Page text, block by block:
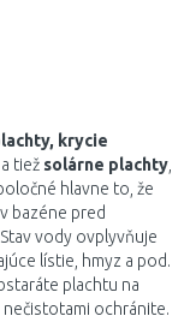
krycie
a tiež solárne plachty
hlavne to, že
bazéne pred
vody ovplyvňuje
lístie, hmyz a pod.
plachtu na
ochránite.